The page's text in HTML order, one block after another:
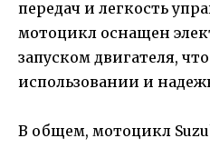
передач и легкость
мотоцикл оснащен
запуском двигателя,
использовании и
В общем, мотоцикл